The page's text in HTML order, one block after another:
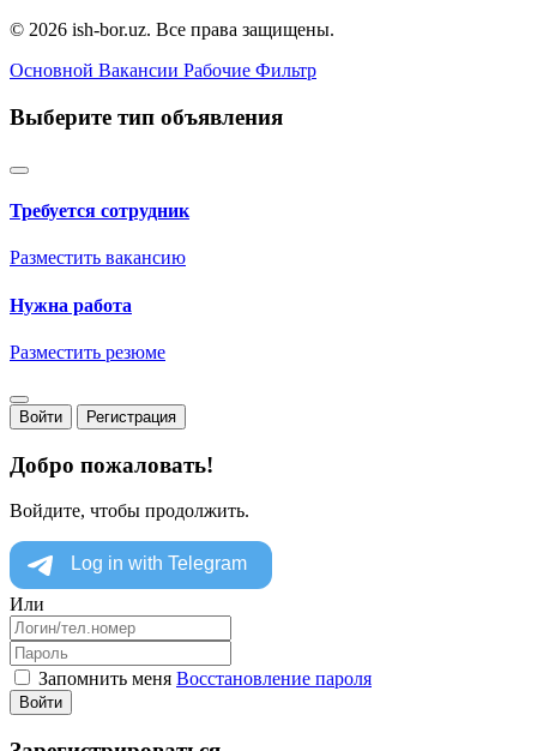
© 2026 ish-bor.uz. Все права защищены.
Основной Вакансии Рабочие Фильтр
Выберите тип объявления
Требуется сотрудник
Разместить вакансию
Нужна работа
Разместить резюме
Войти Регистрация
Добро пожаловать!
Войдите, чтобы продолжить.
Или
Запомнить меня Восстановление пароля
Войти